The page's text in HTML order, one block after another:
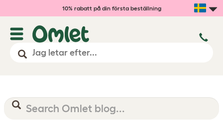
10% rabatt på din första beställning